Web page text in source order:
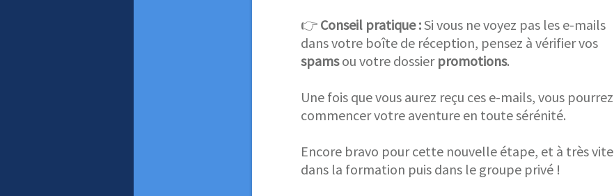
👉 Conseil pratique :Si vous ne voyez pas les e-mails
dans votre boîte de réception, pensez à vérifier vos
spamsou votre dossier promotions.
Une fois que vous aurez reçu ces e-mails, vous pourrez
commencer votre aventure en toute sérénité.
Encore bravo pour cette nouvelle étape, et à très vite
dans la formation puis dans le groupe privé !